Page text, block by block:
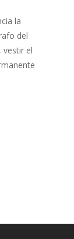
la
del
vestir el